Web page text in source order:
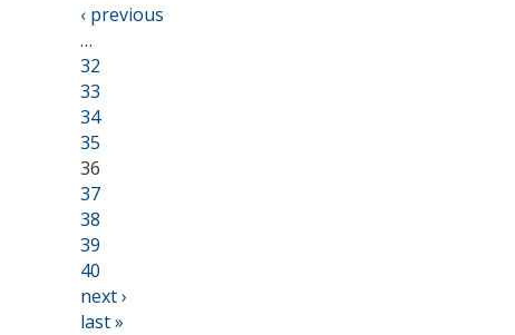
‹ previous
…
32
33
34
35
36
37
38
39
40
next ›
last »